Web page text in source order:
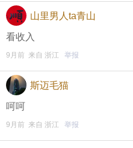
山里男人ta青山
看收入
9月前 来自 浙江 举报
斯迈毛猫
呵呵
9月前 来自 浙江 举报